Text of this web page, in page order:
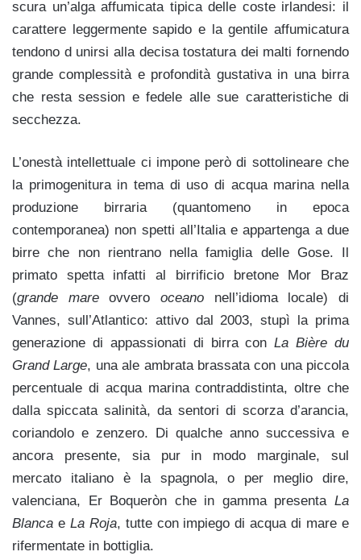
scura un’alga affumicata tipica delle coste irlandesi: il
carattere leggermente sapido e la gentile affumicatura
tendono d unirsi alla decisa tostatura dei malti fornendo
grande complessità e profondità gustativa in una birra
che resta session e fedele alle sue caratteristiche di
secchezza.
L’onestà intellettuale ci impone però di sottolineare che
la primogenitura in tema di uso di acqua marina nella
produzione birraria (quantomeno in epoca
contemporanea) non spetti all’Italia e appartenga a due
birre che non rientrano nella famiglia delle Gose. Il
primato spetta infatti al birrificio bretone Mor Braz
(grande mareovverooceano nell’idioma locale) di
Vannes, sull’Atlantico: attivo dal 2003, stupì la prima
generazione di appassionati di birra conLa Bière du
Grand Large, una ale ambrata brassata con una piccola
percentuale di acqua marina contraddistinta, oltre che
dalla spiccata salinità, da sentori di scorza d’arancia,
coriandolo e zenzero. Di qualche anno successiva e
ancora presente, sia pur in modo marginale, sul
mercato italiano è la spagnola, o per meglio dire,
valenciana, Er Boqueròn che in gamma presenta La
Blanca e La Roja, tutte con impiego di acqua di mare e
rifermentate in bottiglia.